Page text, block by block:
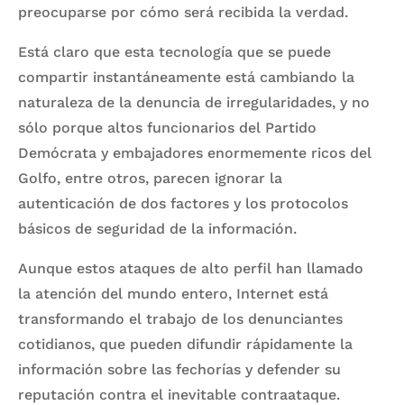
preocuparse por cómo será recibida la verdad.
Está claro que esta tecnología que se puede
compartir instantáneamente está cambiando la
naturaleza de la denuncia de irregularidades, y no
sólo porque altos funcionarios del Partido
Demócrata y embajadores enormemente ricos del
Golfo, entre otros, parecen ignorar la
autenticación de dos factores y los protocolos
básicos de seguridad de la información.
Aunque estos ataques de alto perfil han llamado
la atención del mundo entero, Internet está
transformando el trabajo de los denunciantes
cotidianos, que pueden difundir rápidamente la
información sobre las fechorías y defender su
reputación contra el inevitable contraataque.